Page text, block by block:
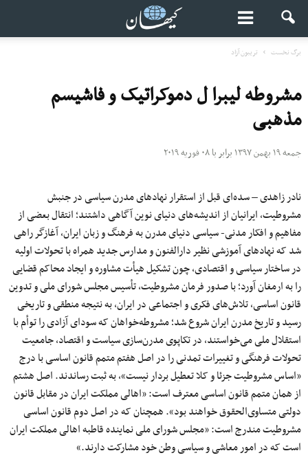
برگ نخست تریبون آزاد
مشروطه لیبرا ل دموکراتیک و فاشیسم
مذهبی
جمعه ۱۹ بهمن ۱۳۹۷ برابر با ۰۸ فوریه ۲۰۱۹
نادر زاهدی – سده‌ای قبل از استقرار نهادهای مدرن سیاسی در جنبش
مشروطیت، ایرانیان از اندیشه‌های دنیای نوین آگاهی داشتند؛ انتقال بعضی از
مفاهیم و افکار مدنی- سیاسی دنیای مدرن به فرهنگ و زبان ایران، آغازگر راهی
شد که نهادهای آموزشی نظیر دارالفنون و مدارس جدید همراه با تحولات اولیه
در ساختار سیاسی و اقتصادی، چون تشکیل هیأت مشاوره و ایجاد محاکم قضایی
را به ارمغان آورد؛ با صدور فرمان مشروطیت، تأسیس مجلس شورای ملی و تدوین
قانون اساسی، تلاش‌های فکری و اجتماعی در ایران، به نتیجه منطقی و تاریخی
رسید و تاریخ مدرن ایران شروع شد؛ مشروطه‌خواهان که سودای آزادی را توأم با
استقلال ملی می‌خواستند، در تکاپوی مدرن‌سازی سیاست و اقتصاد، جامعیت
تحولات فرهنگی و تغییرات تمدنی را در اصل هفتم متمم قانون اساسی با درج
«اساس مشروطیت جزئا و کلا تعطیل بردار نیست»، به ثبت رساندند. اصل هشتم
از همان متمم قانون اساسی معترف است: «اهالی مملکت ایران در مقابل قانون
دولتی متساوی‌الحقوق خواهند بود». همچنان که در اصل دوم قانون اساسی
مشروطیت مندرج است: «مجلس شورای ملی نماینده قاطبه اهالی مملکت ایران
است که در امور معاشی و سیاسی وطن خود مشارکت دارند.»